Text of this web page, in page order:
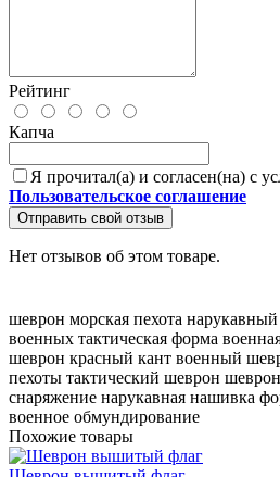
Рейтинг
Капча
Я прочитал(а) и согласен(на) с
Пользовательское соглашение
Отправить свой отзыв
Нет отзывов об этом товаре.
шеврон морская пехота
военных тактическая форма
шеврон красный кант военный
пехоты тактический шеврон
снаряжение нарукавная нашивка
военное обмундирование
Похожие товары